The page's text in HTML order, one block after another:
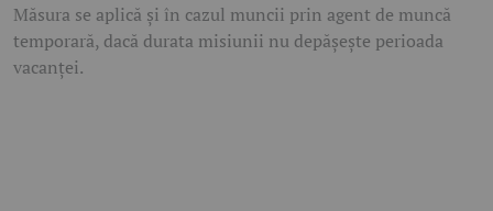
Măsura se aplică și în cazul muncii prin agent de muncă
temporară, dacă durata misiunii nu depășește perioada
vacanței.